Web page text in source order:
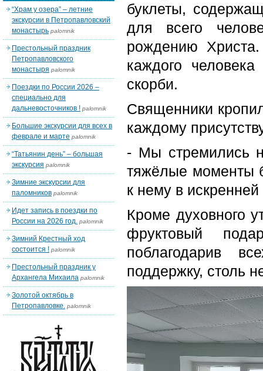
буклеты,
для всего
рождению
каждого
скорби.
Священники
каждому
- Мы стремились
тяжёлые моменты
к нему в
Кроме духовного
фруктовый
поблагодарив
поддержку, столь
“Храм у озера” – летние
экскурсии в Петропавловский
монастырь palomnik
Престольный праздник
Петропавловского
монастыря palomnik
Поездки по России 2026 –
специально для
дальневосточников ! palomnik
Большие экскурсии для всех в
феврале и марте palomnik
“Татьянин день” – большая
экскурсия palomnik
Зимние экскурсии для
паломников palomnik
Идет запись в поездки по
России на 2026 год. palomnik
Зимний Крестный ход
состоится ! palomnik
Престольный праздник у
Архангела Михаила palomnik
Золотой октябрь в
Петропавловке. palomnik